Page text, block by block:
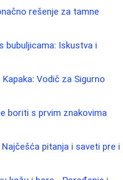
rešenje za tamne
bubuljicama: Iskustva i
Vodič za Sigurno
boriti s prvim znakovima
pitanja i saveti pre i